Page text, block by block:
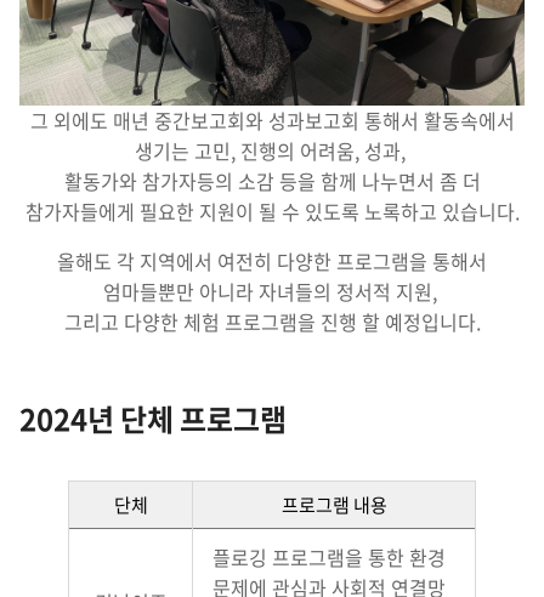
그 외에도 매년 중간보고회와 성과보고회 통해서 활동속에서
생기는 고민, 진행의 어려움, 성과,
활동가와 참가자등의 소감 등을 함께 나누면서 좀 더
참가자들에게 필요한 지원이 될 수 있도록 노록하고 있습니다.
올해도 각 지역에서 여전히 다양한 프로그램을 통해서
엄마들뿐만 아니라 자녀들의 정서적 지원,
그리고 다양한 체험 프로그램을 진행 할 예정입니다.
2024년 단체 프로그램
단체 프로그램 내용
플로깅 프로그램을 통한 환경
문제에 관심과 사회적 연결망